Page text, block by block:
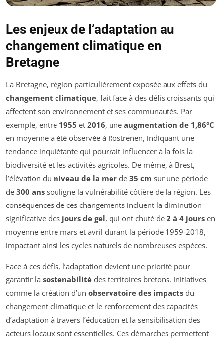
Les enjeux de l’adaptation au
changement climatique en
Bretagne
La Bretagne, région particulièrement exposée aux effets du
changement climatique, fait face à des défis croissants qui
affectent son environnement et ses communautés. Par
exemple, entre 1955 et 2016, une augmentation de 1,86°C
en moyenne a été observée à Rostrenen, indiquant une
tendance inquiétante qui pourrait influencer à la fois la
biodiversité et les activités agricoles. De même, à Brest,
l’élévation du niveau de la mer de 35 cm sur une période
de 300 ans souligne la vulnérabilité côtière de la région. Les
conséquences de ces changements incluent la diminution
significative des jours de gel, qui ont chuté de 2 à 4 jours en
moyenne entre mars et avril durant la période 1959-2018,
impactant ainsi les cycles naturels de nombreuses espèces.
Face à ces défis, l’adaptation devient une priorité pour
garantir la sostenabilité des territoires bretons. Initiatives
comme la création d’un observatoire des impacts du
changement climatique et le renforcement des capacités
d’adaptation à travers l’éducation et la sensibilisation des
acteurs locaux sont essentielles. Ces démarches permettent